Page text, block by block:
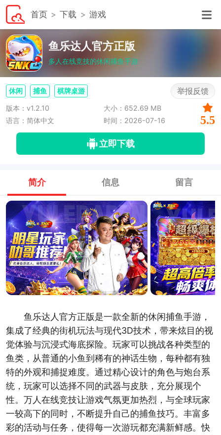
首页 下载 游戏
鱼乐达人官方正版
多人在线竞技的休闲捕鱼手游
休闲 捕鱼 棋牌桌游 举报反馈
版本：v1.2.10
大小：652.69 MB
语言：简体中文
时间：2026-07-16 5.5
立即下载
简介 信息 留言
鱼乐达人官方正版是一款全新的休闲捕鱼手游，
集成了经典的街机玩法与现代3D技术，带来炫目的视
觉体验与沉浸式海底探险。玩家可以挑战各种类型的
鱼类，从普通的小鱼到稀有的神话生物，每种都有独
特的外观和捕捉难度。通过精心设计的角色与炮台系
统，玩家可以选择不同的武器与皮肤，充分展现个
性。万人在线竞技让游戏气氛更加热烈，与全球玩家
一较高下的同时，不断提升自己的捕鱼技巧。丰富多
彩的活动与任务，使得每一次游玩都充满新鲜感。快